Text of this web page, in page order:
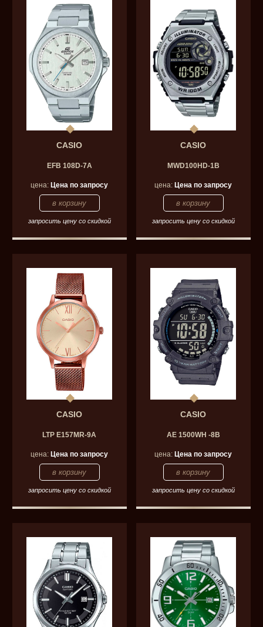
CASIO
EFB 108D-7A
цена:Цена по запросу
запросить цену со скидкой
CASIO
MWD100HD-1B
цена:Цена по запросу
запросить цену со скидкой
CASIO
LTP E157MR-9A
цена:Цена по запросу
запросить цену со скидкой
CASIO
AE 1500WH -8B
цена:Цена по запросу
запросить цену со скидкой